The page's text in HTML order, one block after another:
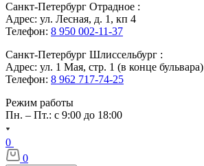
Санкт-Петербург Отрадное :
Адрес: ул. Лесная, д. 1, кп 4
Телефон: 8 950 002-11-37
Санкт-Петербург Шлиссельбург :
Адрес: ул. 1 Мая, стр. 1 (в конце бульвара)
Телефон: 8 962 717-74-25
Режим работы
Пн. – Пт.: с 9:00 до 18:00
0
0